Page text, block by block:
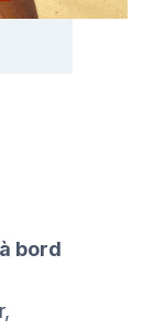
bord